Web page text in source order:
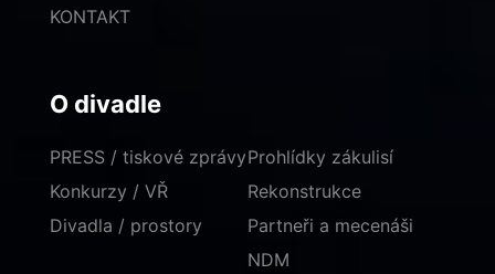
KONTAKT
O divadle
PRESS / tiskové zprávy
Konkurzy / VŘ
Divadla / prostory
Prohlídky zákulisí
Rekonstrukce
Partneři a mecenáši
NDM